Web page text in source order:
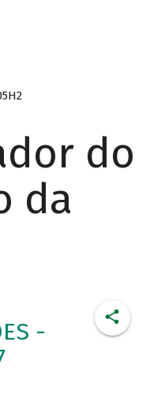
do
da
-